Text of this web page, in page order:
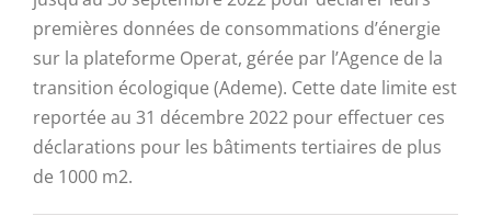
premières données de consommations d’énergie
sur la plateforme Operat, gérée par l’Agence de la
transition écologique (Ademe). Cette date limite est
reportée au 31 décembre 2022 pour effectuer ces
déclarations pour les bâtiments tertiaires de plus
de 1000 m2.